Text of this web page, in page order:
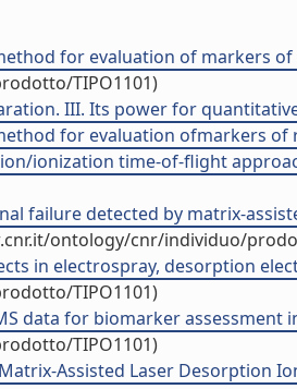
for evaluation of markers
TIPO1101)
III. Its power for
for evaluation ofmarkers of
ionization time-of-flight
failure detected by matrix-
ontology/cnr/individuo/
in electrospray, desorption
TIPO1101)
data for biomarker
TIPO1101)
Assisted Laser Desorption